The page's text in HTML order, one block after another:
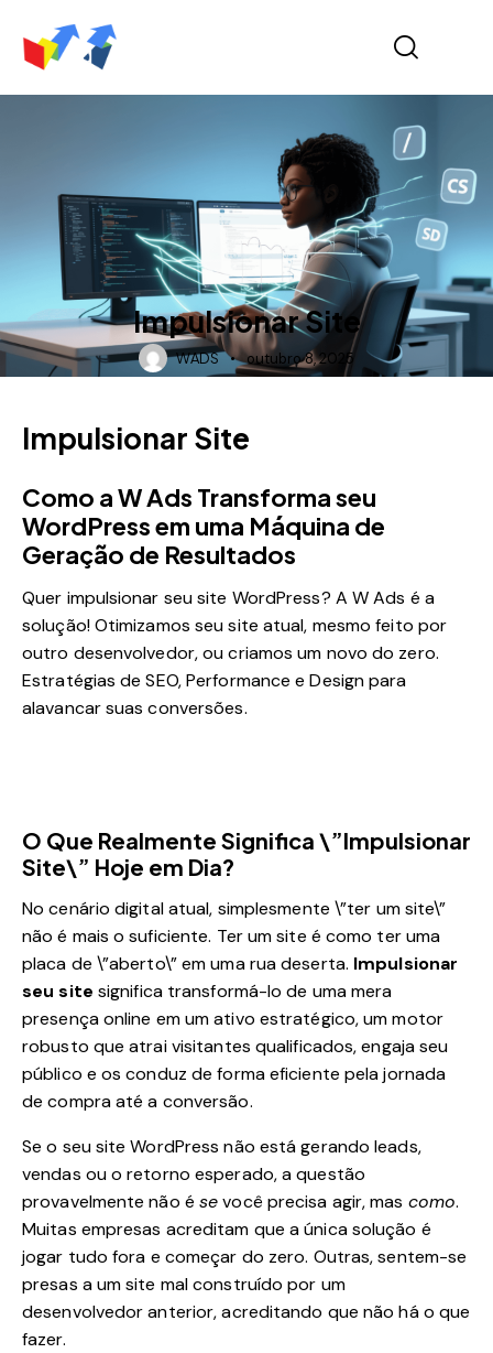
POST
Impulsionar Site
WADS outubro 8, 2025
Impulsionar Site
Como a W Ads Transforma seu
WordPress em uma Máquina de
Geração de Resultados
Quer impulsionar seu site WordPress? A W Ads é a
solução! Otimizamos seu site atual, mesmo feito por
outro desenvolvedor, ou criamos um novo do zero.
Estratégias de SEO, Performance e Design para
alavancar suas conversões.
O Que Realmente Significa \”Impulsionar
Site\” Hoje em Dia?
No cenário digital atual, simplesmente \”ter um site\”
não é mais o suficiente. Ter um site é como ter uma
placa de \”aberto\” em uma rua deserta. Impulsionar
seu site significa transformá-lo de uma mera
presença online em um ativo estratégico, um motor
robusto que atrai visitantes qualificados, engaja seu
público e os conduz de forma eficiente pela jornada
de compra até a conversão.
Se o seu site WordPress não está gerando leads,
vendas ou o retorno esperado, a questão
provavelmente não ésevocê precisa agir, mas como.
Muitas empresas acreditam que a única solução é
jogar tudo fora e começar do zero. Outras, sentem-se
presas a um site mal construído por um
desenvolvedor anterior, acreditando que não há o que
fazer.